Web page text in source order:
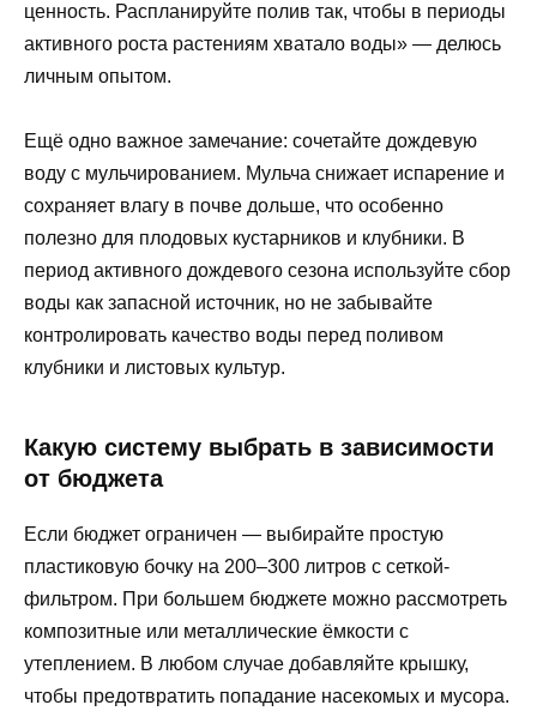
ценность. Распланируйте полив так, чтобы в периоды
активного роста растениям хватало воды» — делюсь
личным опытом.
Ещё одно важное замечание: сочетайте дождевую
воду с мульчированием. Мульча снижает испарение и
сохраняет влагу в почве дольше, что особенно
полезно для плодовых кустарников и клубники. В
период активного дождевого сезона используйте сбор
воды как запасной источник, но не забывайте
контролировать качество воды перед поливом
клубники и листовых культур.
Какую систему выбрать в зависимости
от бюджета
Если бюджет ограничен — выбирайте простую
пластиковую бочку на 200–300 литров с сеткой-
фильтром. При большем бюджете можно рассмотреть
композитные или металлические ёмкости с
утеплением. В любом случае добавляйте крышку,
чтобы предотвратить попадание насекомых и мусора.